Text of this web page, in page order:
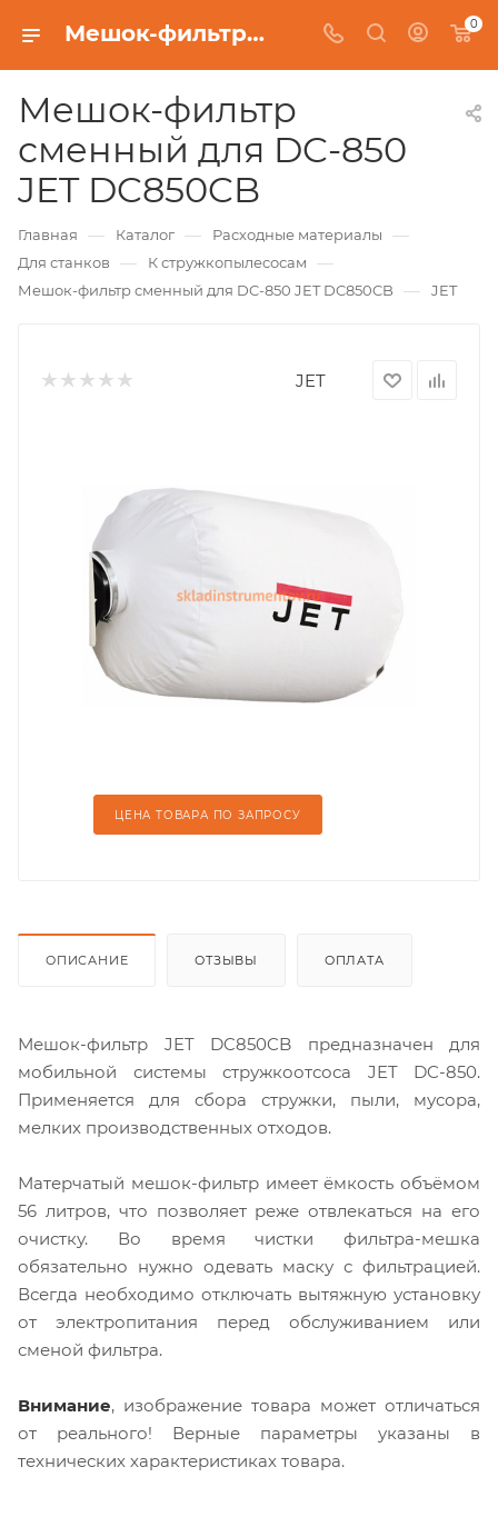
Мешок-фильтр сменный для DC-850 JET DC850CB 0
Мешок-фильтр
сменный для DC-850
JET DC850CB
Главная — Каталог — Расходные материалы —
Для станков — К стружкопылесосам —
Мешок-фильтр сменный для DC-850 JET DC850CB — JET
JET
ЦЕНА ТОВАРА ПО ЗАПРОСУ
ОПИСАНИЕ ОТЗЫВЫ ОПЛАТА
Мешок-фильтр JET DC850CB предназначен для
мобильной системы стружкоотсоса JET DC-850.
Применяется для сбора стружки, пыли, мусора,
мелких производственных отходов.
Матерчатый мешок-фильтр имеет ёмкость объёмом
56 литров, что позволяет реже отвлекаться на его
очистку. Во время чистки фильтра-мешка
обязательно нужно одевать маску с фильтрацией.
Всегда необходимо отключать вытяжную установку
от электропитания перед обслуживанием или
сменой фильтра.
Внимание, изображение товара может отличаться
от реального! Верные параметры указаны в
технических характеристиках товара.